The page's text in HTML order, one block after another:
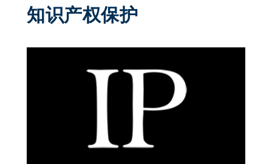
知识产权保护